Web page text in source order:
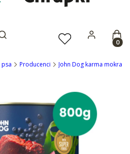
Otwórz wyszukiwarkę
psa Producenci John Dog karma mokra